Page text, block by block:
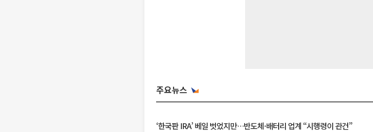
주요뉴스
‘한국판 IRA’ 베일 벗었지만…반도체·배터리 업계 “시행령이 관건”